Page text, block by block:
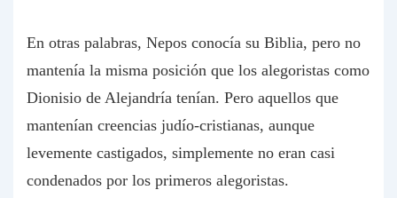
En otras palabras, Nepos conocía su Biblia, pero no
mantenía la misma posición que los alegoristas como
Dionisio de Alejandría tenían. Pero aquellos que
mantenían creencias judío-cristianas, aunque
levemente castigados, simplemente no eran casi
condenados por los primeros alegoristas.